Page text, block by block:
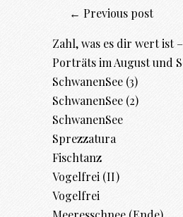
← Previous post
Zahl, was es dir wert ist
Porträts im August und
SchwanenSee (3)
SchwanenSee (2)
SchwanenSee
Sprezzatura
Fischtanz
Vogelfrei (II)
Vogelfrei